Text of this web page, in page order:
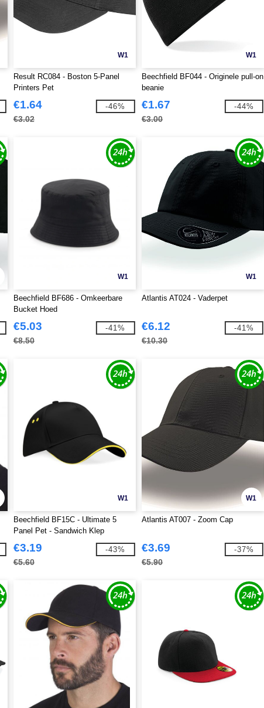
W1
Result RC084 - Boston 5-Panel
Printers Pet
€1.64
€3.02
-46%
W1
Beechfield BF044 - Originele pull-on
beanie
€1.67
€3.00
-44%
W1
Beechfield BF686 - Omkeerbare
Bucket Hoed
€5.03
€8.50
-41%
W1
Atlantis AT024 - Vaderpet
€6.12
€10.30
-41%
W1
Beechfield BF15C - Ultimate 5
Panel Pet - Sandwich Klep
€3.19
€5.60
-43%
W1
Atlantis AT007 - Zoom Cap
€3.69
€5.90
-37%